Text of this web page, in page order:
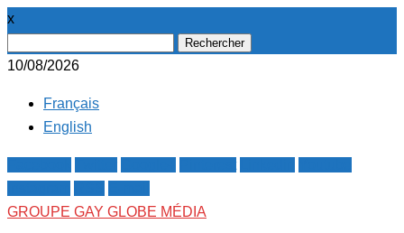
x
10/08/2026
Français
English
GROUPE GAY GLOBE MÉDIA